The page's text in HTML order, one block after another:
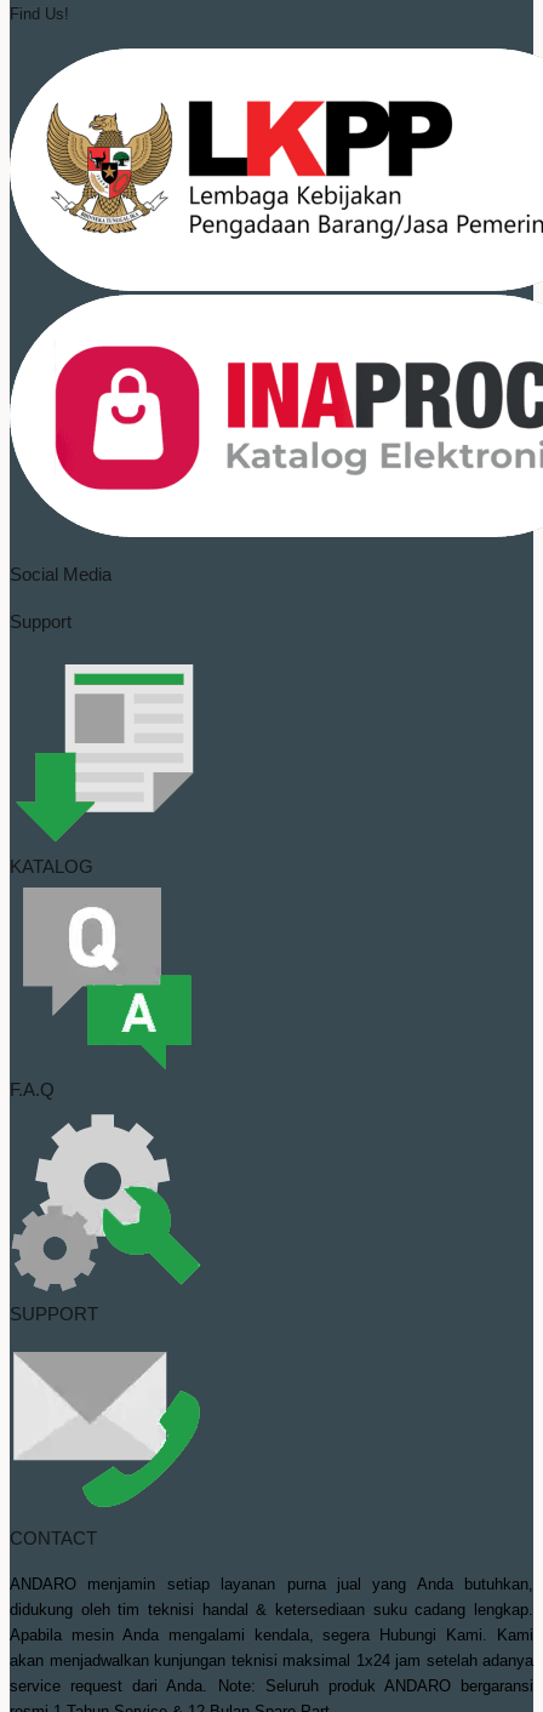
Find Us!
Social Media
Support
KATALOG
F.A.Q
SUPPORT
CONTACT
ANDARO menjamin setiap layanan purna jual yang Anda butuhkan,
didukung oleh tim teknisi handal & ketersediaan suku cadang lengkap.
Apabila mesin Anda mengalami kendala, segera Hubungi Kami. Kami
akan menjadwalkan kunjungan teknisi maksimal 1x24 jam setelah adanya
service request dari Anda. Note: Seluruh produk ANDARO bergaransi